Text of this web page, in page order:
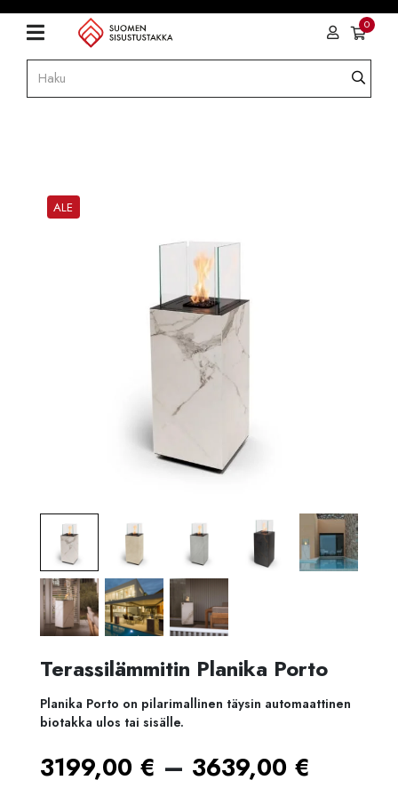
0
ALE
Terassilämmitin Planika Porto
Planika Porto on pilarimallinen täysin automaattinen
biotakka ulos tai sisälle.
3199,00 € – 3639,00 €